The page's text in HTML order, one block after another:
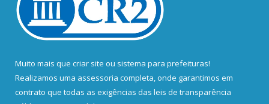
Muito mais que criar site ou sistema para prefeituras!
Realizamos uma assessoria completa, onde garantimos em
contrato que todas as exigências das leis de transparência